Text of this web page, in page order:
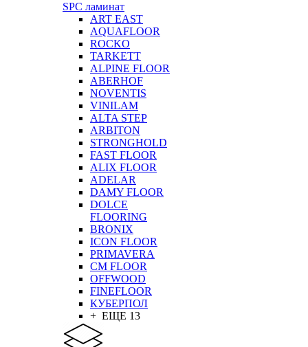
SPC ламинат
ART EAST
AQUAFLOOR
ROCKO
TARKETT
ALPINE FLOOR
ABERHOF
NOVENTIS
VINILAM
ALTA STEP
ARBITON
STRONGHOLD
FAST FLOOR
ALIX FLOOR
ADELAR
DAMY FLOOR
DOLCE
FLOORING
BRONIX
ICON FLOOR
PRIMAVERA
CM FLOOR
OFFWOOD
FINEFLOOR
КУБЕРПОЛ
+ ЕЩЕ 13